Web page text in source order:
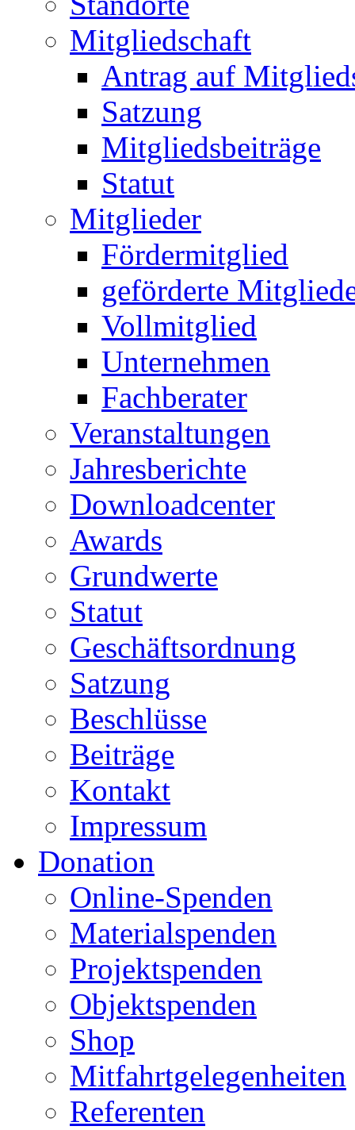
Mitgliedschaft
Antrag auf
Satzung
Mitgliedsbeiträge
Statut
Mitglieder
Fördermitglied
geförderte
Vollmitglied
Unternehmen
Fachberater
Veranstaltungen
Jahresberichte
Downloadcenter
Awards
Grundwerte
Statut
Geschäftsordnung
Satzung
Beschlüsse
Beiträge
Kontakt
Impressum
Donation
Online-Spenden
Materialspenden
Projektspenden
Objektspenden
Shop
Mitfahrtgelegenheiten
Referenten